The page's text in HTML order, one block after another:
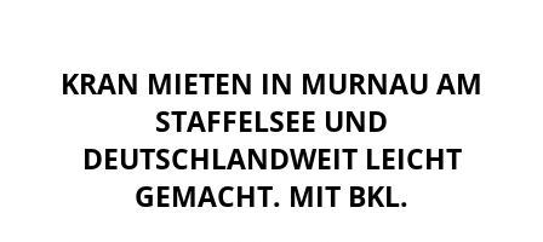
KRAN MIETEN IN MURNAU AM
STAFFELSEE UND
DEUTSCHLANDWEIT LEICHT
GEMACHT. MIT BKL.